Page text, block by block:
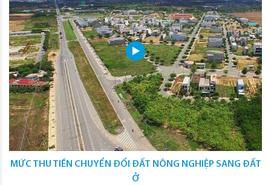
MỨC THU TIỀN CHUYỂN ĐỔI ĐẤT NÔNG NGHIỆP SANG ĐẤT
Ở